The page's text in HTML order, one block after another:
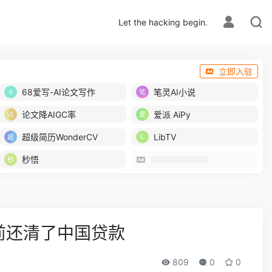
Let the hacking begin.
立即入驻
68爱写-AI论文写作
笔灵AI小说
论文降AIGC率 爱派 AiPy
超级简历WonderCV LibTV
秒悟
清了中国贷款
809 0 0